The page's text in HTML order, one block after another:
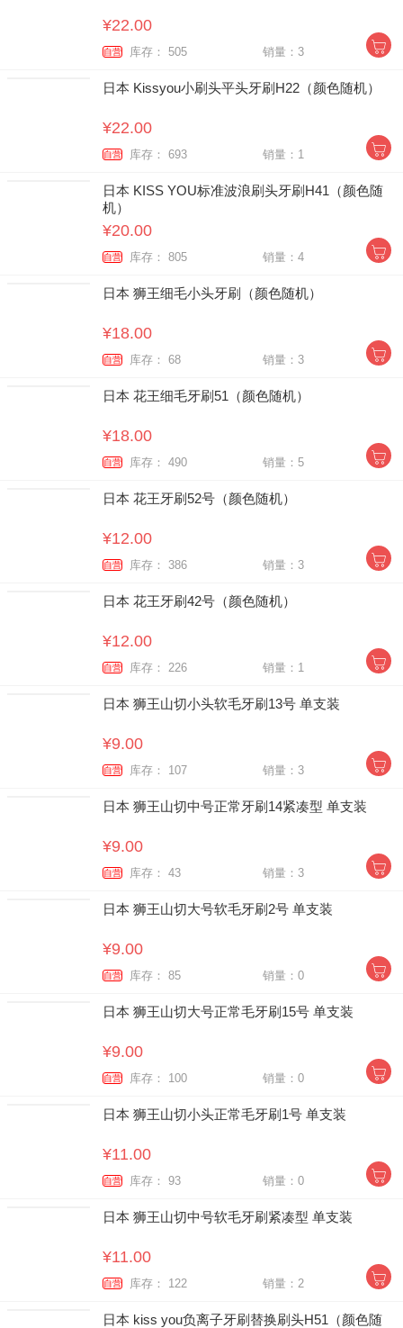
¥22.00
自营 库存： 505 销量：3
日本 Kissyou小刷头平头牙刷H22（颜色随机）
¥22.00
自营 库存： 693 销量：1
日本 KISS YOU标准波浪刷头牙刷H41（颜色随
机）
¥20.00
自营 库存： 805 销量：4
日本 狮王细毛小头牙刷（颜色随机）
¥18.00
自营 库存： 68 销量：3
日本 花王细毛牙刷51（颜色随机）
¥18.00
自营 库存： 490 销量：5
日本 花王牙刷52号（颜色随机）
¥12.00
自营 库存： 386 销量：3
日本 花王牙刷42号（颜色随机）
¥12.00
自营 库存： 226 销量：1
日本 狮王山切小头软毛牙刷13号 单支装
¥9.00
自营 库存： 107 销量：3
日本 狮王山切中号正常牙刷14紧凑型 单支装
¥9.00
自营 库存： 43 销量：3
日本 狮王山切大号软毛牙刷2号 单支装
¥9.00
自营 库存： 85 销量：0
日本 狮王山切大号正常毛牙刷15号 单支装
¥9.00
自营 库存： 100 销量：0
日本 狮王山切小头正常毛牙刷1号 单支装
¥11.00
自营 库存： 93 销量：0
日本 狮王山切中号软毛牙刷紧凑型 单支装
¥11.00
自营 库存： 122 销量：2
日本 kiss you负离子牙刷替换刷头H51（颜色随